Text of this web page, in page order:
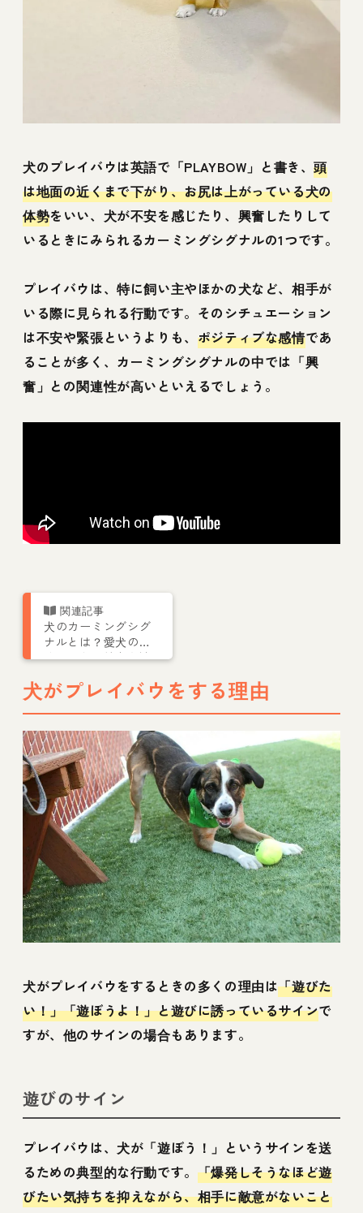
犬のプレイバウは英語で「PLAYBOW」と書き、頭
は地面の近くまで下がり、お尻は上がっている犬の
体勢をいい、犬が不安を感じたり、興奮したりして
いるときにみられるカーミングシグナルの1つです。
プレイバウは、特に飼い主やほかの犬など、相手が
いる際に見られる行動です。そのシチュエーション
は不安や緊張というよりも、 ポジティブな感情であ
ることが多く、カーミングシグナルの中では「興
奮」との関連性が高いといえるでしょう。
犬のカーミングシグ
ナルとは？愛犬のし
ぐさから気持ちを読
犬がプレイバウをする理由
犬がプレイバウをするときの多くの理由は「遊びた
い！」「遊ぼうよ！」と遊びに誘っているサインで
すが、他のサインの場合もあります。
遊びのサイン
プレイバウは、犬が「遊ぼう！」というサインを送
るための典型的な行動です。 「爆発しそうなほど遊
びたい気持ちを抑えながら、相手に敵意がないこと